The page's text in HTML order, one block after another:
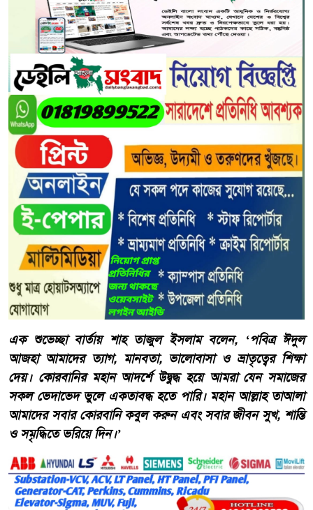
​এক শুভেচ্ছা বার্তায় শাহ তাজুল ইসলাম বলেন, ‘পবিত্র ঈদুল
আজহা আমাদের ত্যাগ, মানবতা, ভালোবাসা ও ভ্রাতৃত্বের শিক্ষা
দেয়। কোরবানির মহান আদর্শে উদ্বুদ্ধ হয়ে আমরা যেন সমাজের
সকল ভেদাভেদ ভুলে একতাবদ্ধ হতে পারি। মহান আল্লাহ তাআলা
আমাদের সবার কোরবানি কবুল করুন এবং সবার জীবন সুখ, শান্তি
ও সমৃদ্ধিতে ভরিয়ে দিন।’